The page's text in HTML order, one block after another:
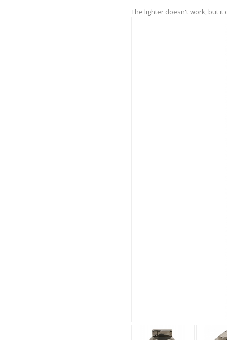
The lighter doesn't work, but it